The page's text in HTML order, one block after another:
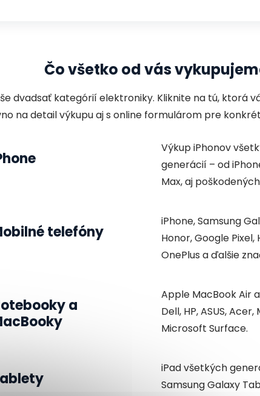
Čo všetko od vás
dvadsať kategórií elektroniky. Kliknite na tú, ktorá
na detail výkupu aj s online formulárom pre
Výkup iPhonov
generácií – od
Max, aj
telefóny
iPhone, Samsung
Honor, Google Pixel,
OnePlus a ďalšie
a
Apple MacBook Air
Dell, HP, ASUS, Acer,
Microsoft Surface.
iPad všetkých
Samsung Galaxy